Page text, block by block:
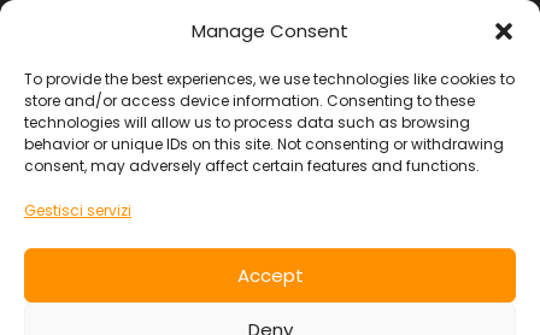
Manage Consent
To provide the best experiences, we use technologies like cookies to
store and/or access device information. Consenting to these
technologies will allow us to process data such as browsing
behavior or unique IDs on this site. Not consenting or withdrawing
consent, may adversely affect certain features and functions.
Gestisci servizi
Accept
Deny
Destinazioni
Europa
America
Asia
Africa
Contatti